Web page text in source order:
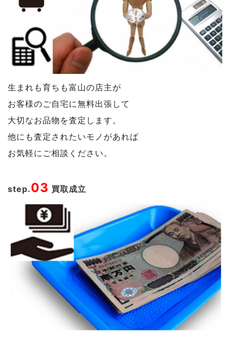
生まれも育ちも富山の店主が
お客様のご自宅に無料出張して
大切なお品物を査定します。
他にも査定されたいモノがあれば
お気軽にご相談ください。
step.03 買取成立